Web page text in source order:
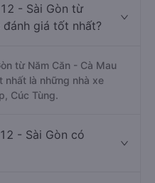
- Sài Gòn từ
giá tốt nhất?
từ Năm Căn - Cà Mau
là những nhà xe
Cúc Tùng.
- Sài Gòn có